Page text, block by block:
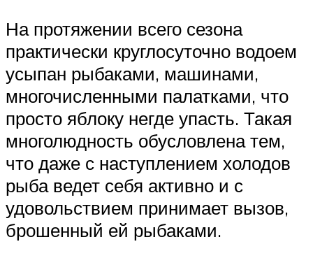
На протяжении всего сезона
практически круглосуточно водоем
усыпан рыбаками, машинами,
многочисленными палатками, что
просто яблоку негде упасть. Такая
многолюдность обусловлена тем,
что даже с наступлением холодов
рыба ведет себя активно и с
удовольствием принимает вызов,
брошенный ей рыбаками.